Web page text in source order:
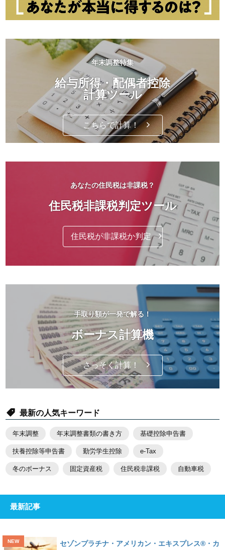
年末調整特集
給与所得・配偶者控除
計算ツール
こちらで計算！
あなたの住民税は非課税？
住民税非課税判定ツール
住民税が非課税か判定
手取り額が一発で解る！
ボーナス計算機
さっそく計算！
最新の人気キーワード
年末調整 年末調整書類の書き方 基礎控除申告書
扶養控除等申告書 勤労学生控除 e-Tax
冬のボーナス 固定資産税 住民税非課税 自動車税
最新記事
セゾンプラチナ・アメリカン・エキスプレス®・カ